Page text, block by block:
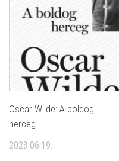
Oscar Wilde: A boldog
herceg
2023.06.19.